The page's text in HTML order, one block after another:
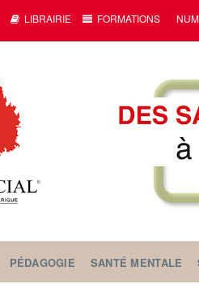
LIBRAIRIE FORMATIONS
PÉDAGOGIE SANTÉ MENTALE